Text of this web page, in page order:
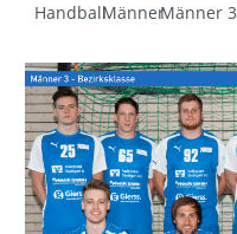
HandballMännerMänner 3